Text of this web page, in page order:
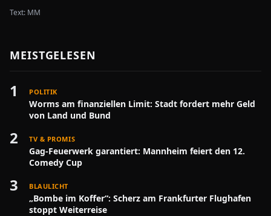
Text: MM
MEISTGELESEN
1 POLITIK
Worms am finanziellen Limit: Stadt fordert mehr Geld
von Land und Bund
2 TV & PROMIS
Gag-Feuerwerk garantiert: Mannheim feiert den 12.
Comedy Cup
3 BLAULICHT
„Bombe im Koffer“: Scherz am Frankfurter Flughafen
stoppt Weiterreise